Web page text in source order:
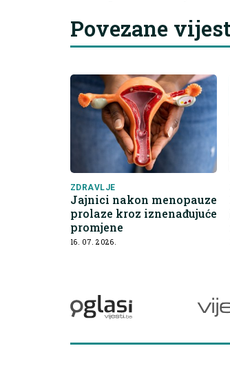
Povezane
ZDRAVLJE
Jajnici nakon menopauze
prolaze kroz iznenađujuće
promjene
16. 07. 2026.